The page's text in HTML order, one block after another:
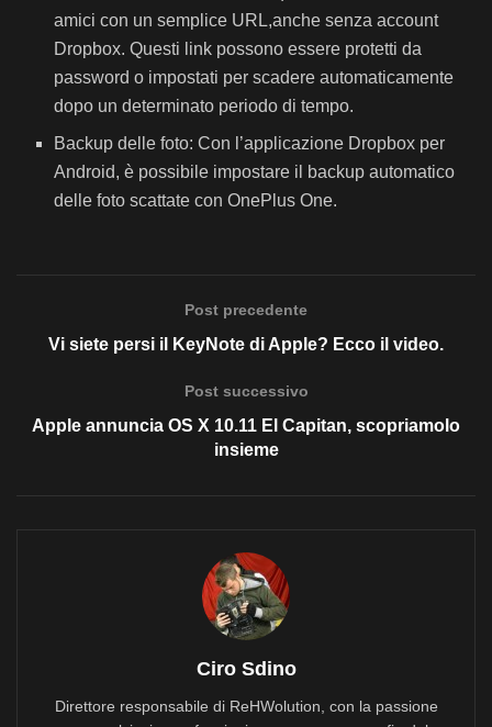
amici con un semplice URL,anche senza account
Dropbox. Questi link possono essere protetti da
password o impostati per scadere automaticamente
dopo un determinato periodo di tempo.
Backup delle foto: Con l’applicazione Dropbox per
Android, è possibile impostare il backup automatico
delle foto scattate con OnePlus One.
Post precedente
Vi siete persi il KeyNote di Apple? Ecco il video.
Post successivo
Apple annuncia OS X 10.11 El Capitan, scopriamolo
insieme
Ciro Sdino
Direttore responsabile di ReHWolution, con la passione